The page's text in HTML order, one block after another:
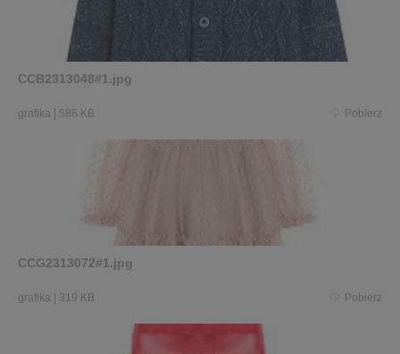
CCB2313048#1.jpg
grafika 586 KB Pobierz
CCG2313072#1.jpg
grafika 319 KB Pobierz